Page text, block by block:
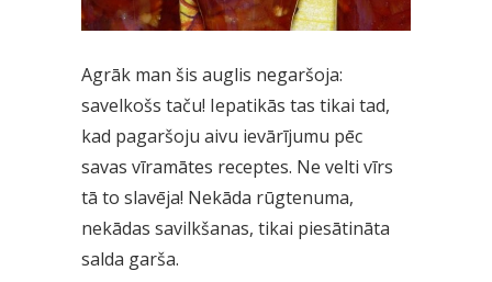
Agrāk man šis auglis negaršoja:
savelkošs taču! Iepatikās tas tikai tad,
kad pagaršoju aivu ievārījumu pēc
savas vīramātes receptes. Ne velti vīrs
tā to slavēja! Nekāda rūgtenuma,
nekādas savilkšanas, tikai piesātināta
salda garša.